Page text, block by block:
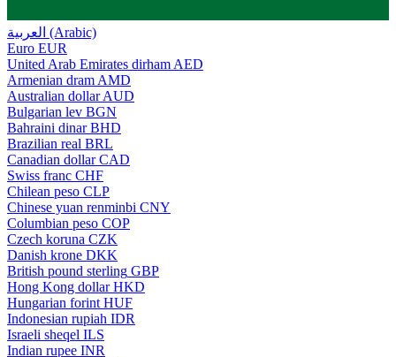
العربية (Arabic)
Euro EUR
United Arab Emirates dirham AED
Armenian dram AMD
Australian dollar AUD
Bulgarian lev BGN
Bahraini dinar BHD
Brazilian real BRL
Canadian dollar CAD
Swiss franc CHF
Chilean peso CLP
Chinese yuan renminbi CNY
Columbian peso COP
Czech koruna CZK
Danish krone DKK
British pound sterling GBP
Hong Kong dollar HKD
Hungarian forint HUF
Indonesian rupiah IDR
Israeli sheqel ILS
Indian rupee INR